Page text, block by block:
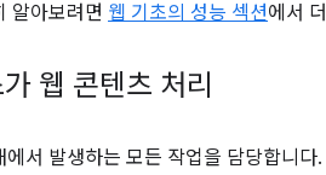
알아보려면 웹 기초의 성능 섹션에서
웹 콘텐츠 처리
서 발생하는 모든 작업을 담당합니